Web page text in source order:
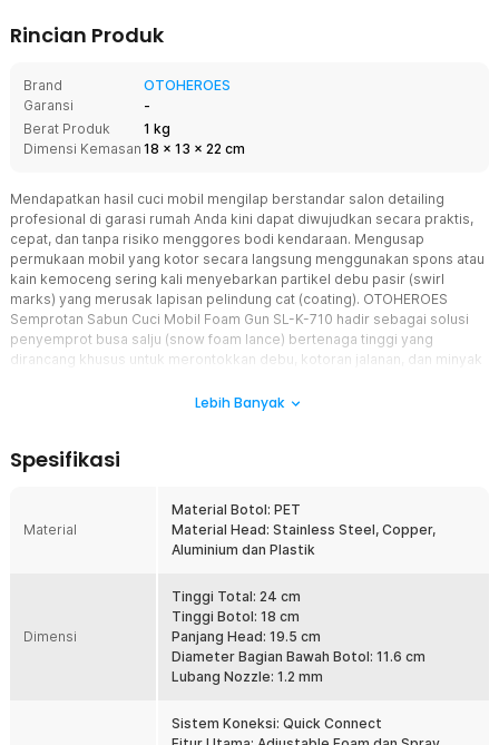
Rincian Produk
Brand
OTOHEROES
Garansi
-
Berat Produk
1 kg
Dimensi Kemasan 18 x 13 x 22 cm
Mendapatkan hasil cuci mobil mengilap berstandar salon detailing
profesional di garasi rumah Anda kini dapat diwujudkan secara praktis,
cepat, dan tanpa risiko menggores bodi kendaraan. Mengusap
permukaan mobil yang kotor secara langsung menggunakan spons atau
kain kemoceng sering kali menyebarkan partikel debu pasir (swirl
marks) yang merusak lapisan pelindung cat (coating). OTOHEROES
Semprotan Sabun Cuci Mobil Foam Gun SL-K-710 hadir sebagai solusi
penyemprot busa salju (snow foam lance) bertenaga tinggi yang
dirancang khusus untuk merontokkan debu, kotoran jalanan, dan minyak
tinggi berkapasitas 1 L yang tahan bahan kimia dengan kepala nozzle
melapisi seluruh bodi kendaraan dengan busa tebal nan merata. Sangat
mendambakan proses mencuci kendaraan yang hemat sabun, efisien,
dan aman bagi lapisan cat harian.
Material Botol PET Premium Tahan Kimia dan UV
Daya tahan komponen terhadap zat kimia pembersih otomotif yang
keras serta gesekan pemakaian harian menjadi penentu utama
keawetan perlengkapan cuci Anda. Botol penampung sabun
kokoh, lentur, dan tidak mudah pecah meski terjatuh ke lantai
Lebih Banyak
Spesifikasi
Material
Material Botol: PET
Material Head: Stainless Steel, Copper,
Aluminium dan Plastik
Dimensi
Tinggi Total: 24 cm
Tinggi Botol: 18 cm
Panjang Head: 19.5 cm
Diameter Bagian Bawah Botol: 11.6 cm
Lubang Nozzle: 1.2 mm
Sistem Koneksi: Quick Connect